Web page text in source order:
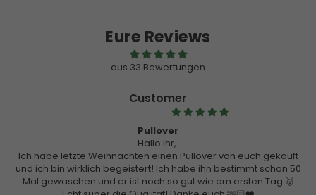
Eure Reviews
aus 33 Bewertungen
Customer
Pullover
Hallo ihr,
Ich habe letzte Weihnachten einen Pullover von euch gekauft
und ich bin wirklich begeistert! Ich habe ihn bestimmt schon 50
Mal gewaschen und er ist noch so gut wie am ersten Tag 🥇